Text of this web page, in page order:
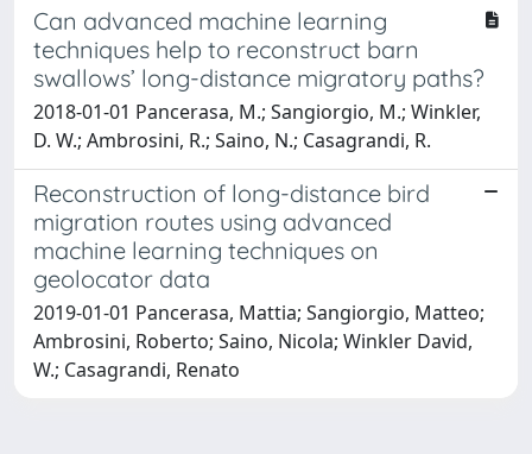
Can advanced machine learning
techniques help to reconstruct barn
swallows’ long-distance migratory paths?
2018-01-01 Pancerasa, M.; Sangiorgio, M.; Winkler,
D. W.; Ambrosini, R.; Saino, N.; Casagrandi, R.
Reconstruction of long-distance bird
migration routes using advanced
machine learning techniques on
geolocator data
2019-01-01 Pancerasa, Mattia; Sangiorgio, Matteo;
Ambrosini, Roberto; Saino, Nicola; Winkler David,
W.; Casagrandi, Renato